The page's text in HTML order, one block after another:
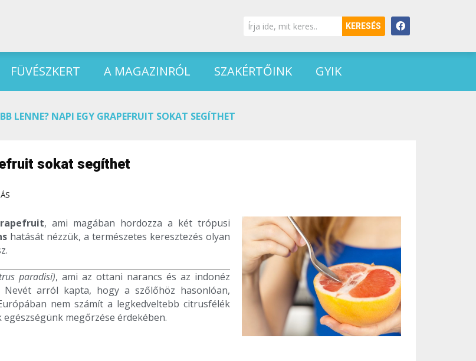
KERESÉS
FÜVÉSZKERT A MAGAZINRÓL SZAKÉRTŐINK GYIK
LENNE? NAPI EGY GRAPEFRUIT SOKAT SEGÍTHET
sokat segíthet
, ami magában hordozza a két trópusi
hatását nézzük, a természetes keresztezés olyan
paradisi), ami az ottani narancs és az indonéz
Nevét arról kapta, hogy a szőlőhöz hasonlóan,
nem számít a legkedveltebb citrusfélék
megőrzése érdekében.